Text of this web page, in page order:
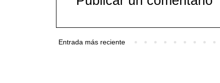
Entrada más reciente